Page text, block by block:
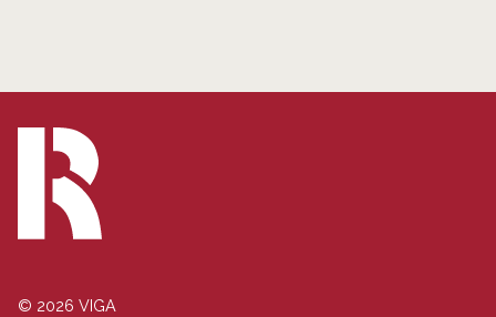
© 2026 VIGA